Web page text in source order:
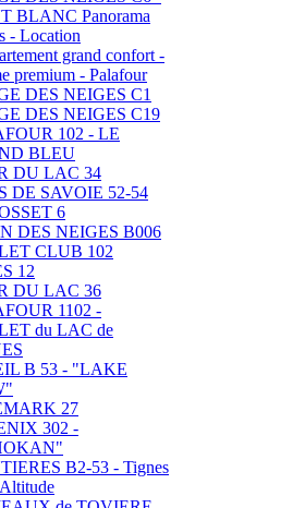
BLANC Panorama
- Location
grand confort -
premium - Palafour
DES NEIGES C1
DES NEIGES C19
102 - LE
BLEU
DU LAC 34
DE SAVOIE 52-54
6
DES NEIGES B006
CLUB 102
12
DU LAC 36
1102 -
du LAC de
B 53 - "LAKE
27
302 -
B2-53 - Tignes